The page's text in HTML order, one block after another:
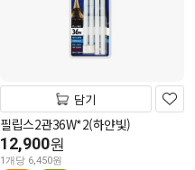
담기
필립스2관36W*2(하얀빛)
12,900원
1개당 6,450원